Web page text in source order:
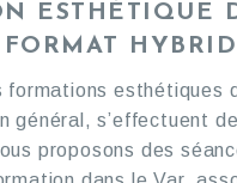
ESTHÉTIQUE
esthétiques
général, s’effectuent
proposons des